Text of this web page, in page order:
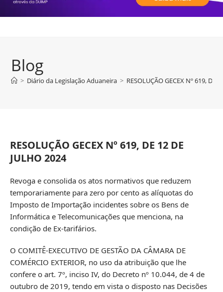
Blog
> Diário da Legislação Aduaneira > RESOLUÇÃO GECEX Nº 619, DE
RESOLUÇÃO GECEX Nº 619, DE 12 DE
JULHO 2024
Revoga e consolida os atos normativos que reduzem
temporariamente para zero por cento as alíquotas do
Imposto de Importação incidentes sobre os Bens de
Informática e Telecomunicações que menciona, na
condição de Ex-tarifários.
O COMITÊ-EXECUTIVO DE GESTÃO DA CÂMARA DE
COMÉRCIO EXTERIOR, no uso da atribuição que lhe
confere o art. 7º, inciso IV, do Decreto nº 10.044, de 4 de
outubro de 2019, tendo em vista o disposto nas Decisões